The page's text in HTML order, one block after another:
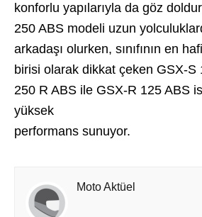
konforlu yapılarıyla da göz
250 ABS modeli uzun
arkadaşı olurken, sınıfının en
birisi olarak dikkat çeken GSX-S
250 R ABS ile GSX-R 125 ABS
yüksek
performans sunuyor.
Moto Aktüel